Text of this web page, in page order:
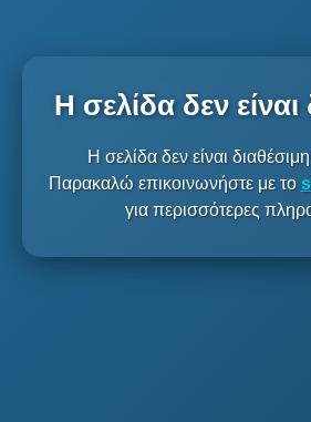
Η σελίδα δεν είναι
Η σελίδα δεν είναι
Παρακαλώ επικοινωνήστε με το
για περισσότερες